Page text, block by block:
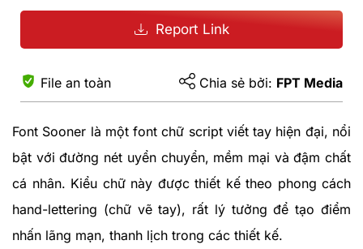
Report Link
File an toàn Chia sẻ bởi: FPT Media
Font Sooner là một font chữ script viết tay hiện đại, nổi
bật với đường nét uyển chuyển, mềm mại và đậm chất
cá nhân. Kiểu chữ này được thiết kế theo phong cách
hand-lettering (chữ vẽ tay), rất lý tưởng để tạo điểm
nhấn lãng mạn, thanh lịch trong các thiết kế.